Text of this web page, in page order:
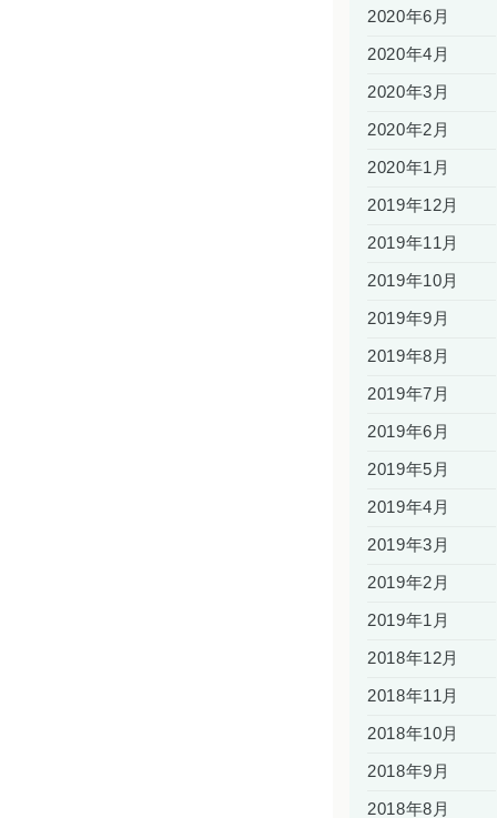
2020年6月
2020年4月
2020年3月
2020年2月
2020年1月
2019年12月
2019年11月
2019年10月
2019年9月
2019年8月
2019年7月
2019年6月
2019年5月
2019年4月
2019年3月
2019年2月
2019年1月
2018年12月
2018年11月
2018年10月
2018年9月
2018年8月